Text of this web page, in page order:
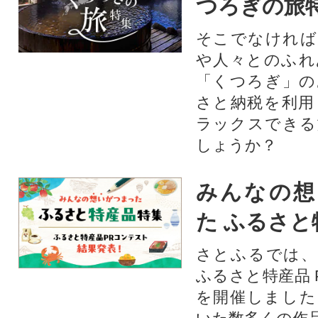
つろぎの旅
そこでなけれ
や人々とのふ
「くつろぎ」
さと納税を利
ラックスでき
しょうか？
みんなの
た ふるさと
さとふるでは
ふるさと特産品
を開催しまし